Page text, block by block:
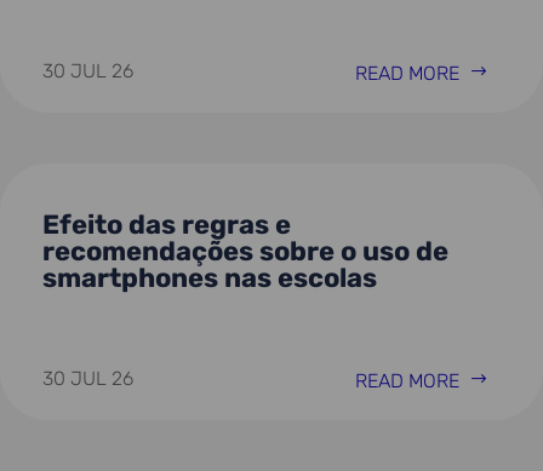
30 JUL 26 READ MORE
Efeito das regras e
recomendações sobre o uso de
smartphones nas escolas
30 JUL 26 READ MORE